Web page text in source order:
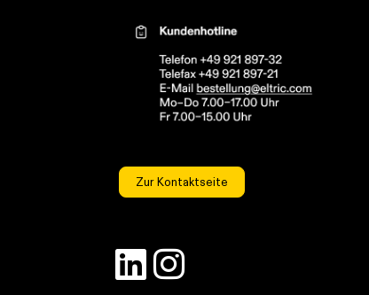
Zur Kontaktseite